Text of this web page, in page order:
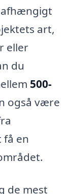
afhængigt
art,
eller
du
500-
også være
en
de mest